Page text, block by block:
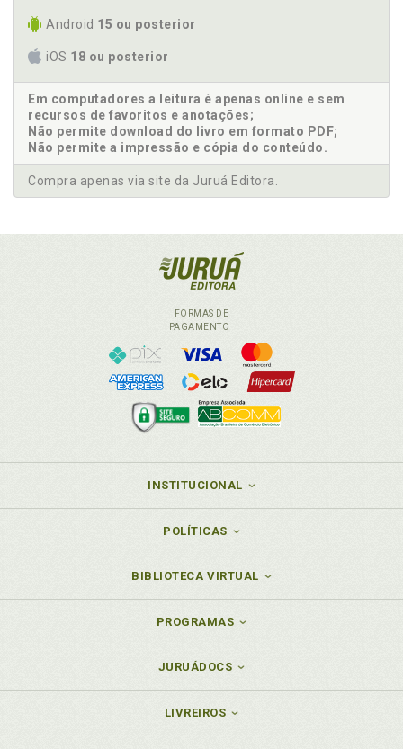
Android 15 ou posterior
iOS 18 ou posterior
Em computadores a leitura é apenas online e sem
recursos de favoritos e anotações;
Não permite download do livro em formato PDF;
Não permite a impressão e cópia do conteúdo.
Compra apenas via site da Juruá Editora.
FORMAS DE
PAGAMENTO
INSTITUCIONAL
POLÍTICAS
BIBLIOTECA VIRTUAL
PROGRAMAS
JURUÁDOCS
LIVREIROS